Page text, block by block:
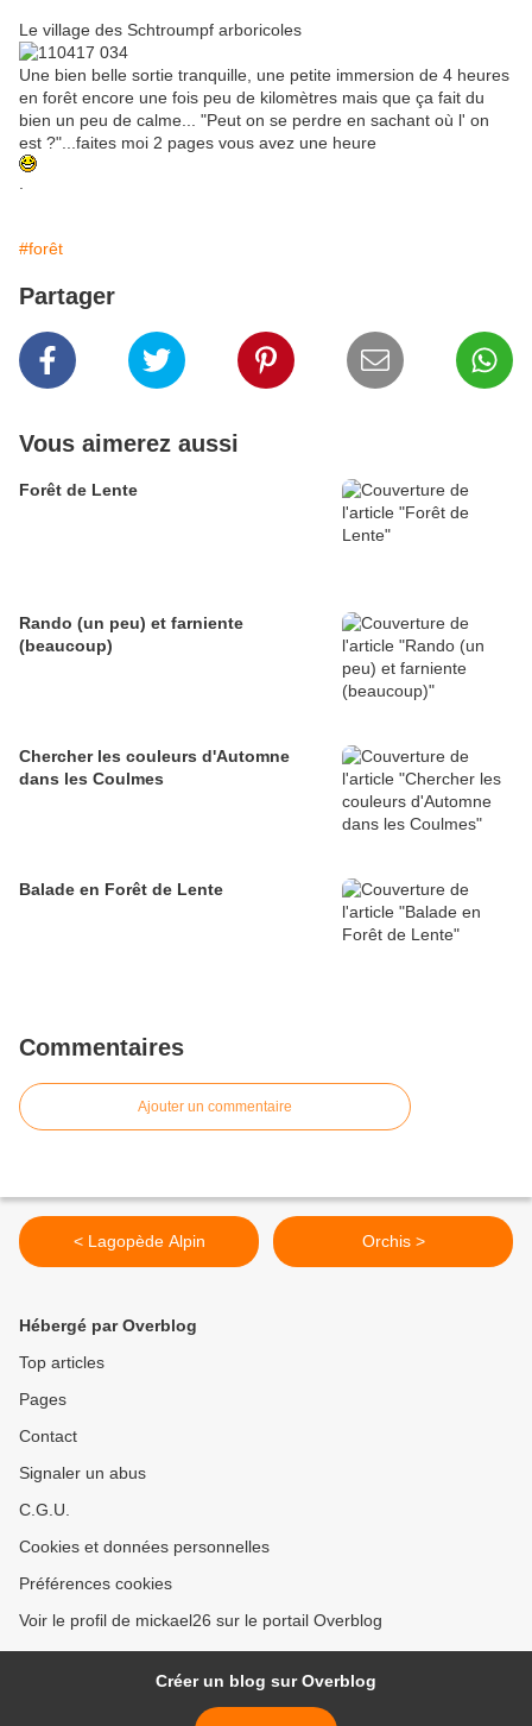
Le village des Schtroumpf arboricoles
Une bien belle sortie tranquille, une petite immersion de 4 heures
en forêt encore une fois peu de kilomètres mais que ça fait du
bien un peu de calme... "Peut on se perdre en sachant où l' on
est ?"...faites moi 2 pages vous avez une heure
#forêt
Partager
Vous aimerez aussi
Forêt de Lente
Rando (un peu) et farniente
(beaucoup)
Chercher les couleurs d'Automne
dans les Coulmes
Balade en Forêt de Lente
Commentaires
Ajouter un commentaire
< Lagopède Alpin Orchis >
Hébergé par Overblog
Top articles
Pages
Contact
Signaler un abus
C.G.U.
Cookies et données personnelles
Préférences cookies
Voir le profil de mickael26 sur le portail Overblog
Créer un blog sur Overblog